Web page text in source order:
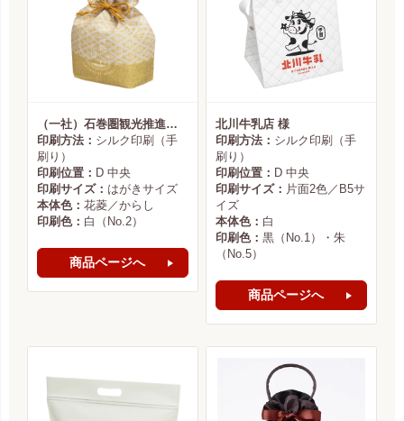
（一社）石巻圏観光推進機構様
印刷方法： シルク印刷（手
刷り）
印刷位置： D 中央
印刷サイズ： はがきサイズ
本体色： 花菱／からし
印刷色： 白（No.2）
商品ページへ
北川牛乳店 様
印刷方法： シルク印刷（手
刷り）
印刷位置： D 中央
印刷サイズ： 片面2色／B5サ
イズ
本体色： 白
印刷色： 黒（No.1）・朱
（No.5）
商品ページへ